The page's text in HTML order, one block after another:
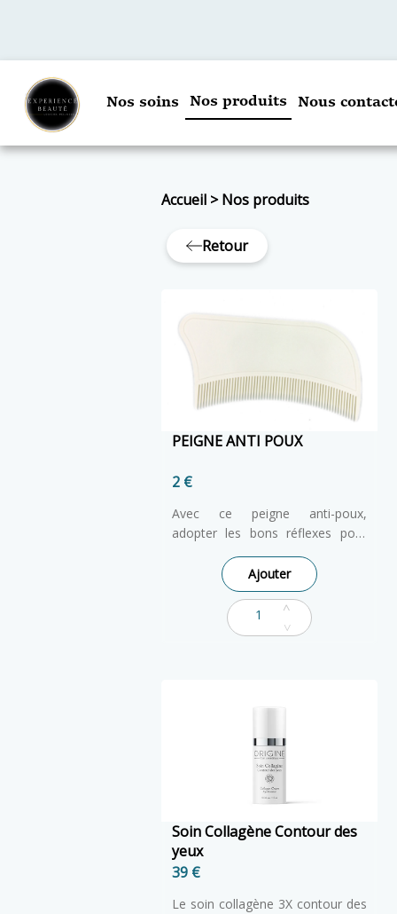
Nos soins Nos produits Nous
Accueil>Nos produits
Retour
PEIGNE ANTI POUX
2 €
Avec ce peigne anti-poux,
adopter les bons réflexes pour
prévenir l'apparition de ces petits
nuisibles. Pointes des dents
aplaties, un peu en biseau pour
un mouvement « à raclette » très
efficace, Débarrasse les cheveux
en main Hygiénique, la matière
de désinfecter (faire bouillir le
peigne) sans l’altérer.
Ajouter
Soin Collagène Contour des
yeux
39 €
Le soin collagène 3X contour des